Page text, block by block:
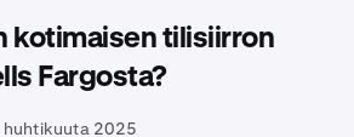
kotimaisen tilisiirron
Fargosta?
huhtikuuta 2025